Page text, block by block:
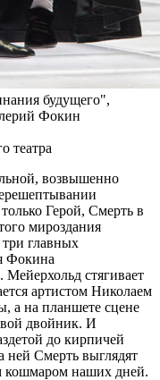
будущего",
Фокин
театра
возвышенно
Герой, Смерть в
мироздания
главных
Фокина
стягивает
артистом Николаем
а на планшете сцене
двойник. И
до кирпичей
ней Смерть выглядят
кошмаром наших дней.